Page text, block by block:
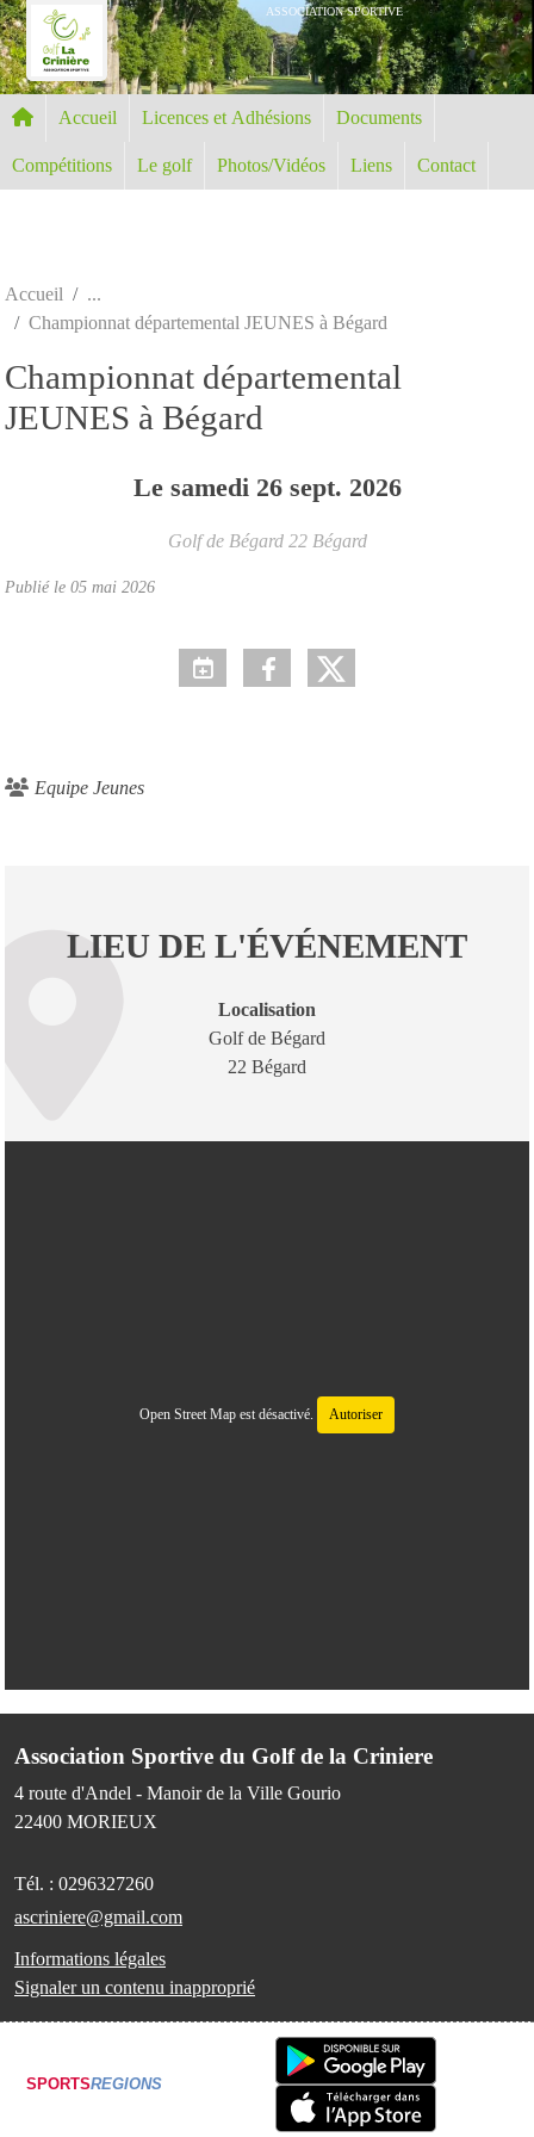
ASSOCIATION SPORTIVE
Accueil Licences et Adhésions Documents
Compétitions Le golf Photos/Vidéos Liens Contact
Accueil
Championnat départemental JEUNES à Bégard
Championnat départemental
JEUNES à Bégard
Le samedi 26 sept. 2026
Golf de Bégard 22 Bégard
Publié le 05 mai 2026
Equipe Jeunes
LIEU DE L'ÉVÉNEMENT
Localisation
Golf de Bégard
22 Bégard
Open Street Map est désactivé. Autoriser
Association Sportive du Golf de la Criniere
4 route d'Andel - Manoir de la Ville Gourio
22400 MORIEUX
Tél. : 0296327260
ascriniere@gmail.com
Informations légales
Signaler un contenu inapproprié
SPORTSREGIONS
Panneau de gestion des cookies